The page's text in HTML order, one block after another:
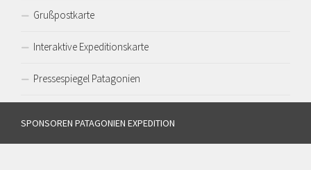
Grußpostkarte
Interaktive Expeditionskarte
Pressespiegel Patagonien
SPONSOREN PATAGONIEN EXPEDITION